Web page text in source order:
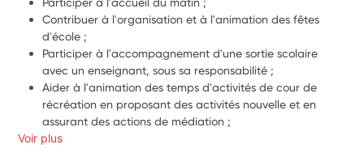
Contribuer à l'organisation et à l'animation des fêtes
d'école ;
Participer à l'accompagnement d'une sortie scolaire
avec un enseignant, sous sa responsabilité ;
Aider à l'animation des temps d'activités de cour de
récréation en proposant des activités nouvelle et en
assurant des actions de médiation ;
Assister les enseignants pendant les temps de classe et
Voir plus